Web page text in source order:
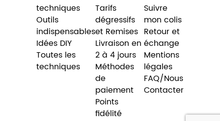
techniques
Outils
indispensables
Idées DIY
Toutes les
techniques
Tarifs
dégressifs
et Remises
Livraison en
2 à 4 jours
Méthodes
de
paiement
Points
fidélité
Suivre
mon colis
Retour et
échange
Mentions
légales
FAQ/Nous
Contacter